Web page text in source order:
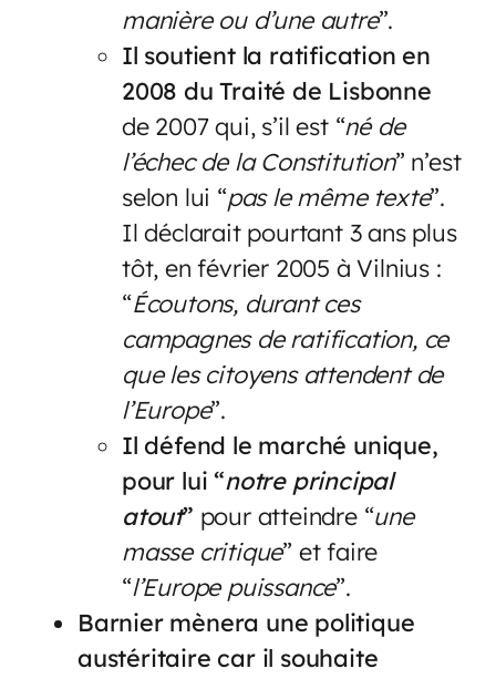
manière ou d’une autre”.
Il soutient la ratification en
2008 du Traité de Lisbonne
de 2007 qui, s’il est “né de
l’échec de la Constitution” n’est
selon lui “pas le même texte”.
Il déclarait pourtant 3 ans plus
tôt, en février 2005 à Vilnius :
“Écoutons, durant ces
campagnes de ratification, ce
que les citoyens attendent de
l’Europe”.
Il défend le marché unique,
pour lui “notre principal
atout” pour atteindre “une
masse critique” et faire
“l’Europe puissance”.
Barnier mènera une politique
austéritaire car il souhaite